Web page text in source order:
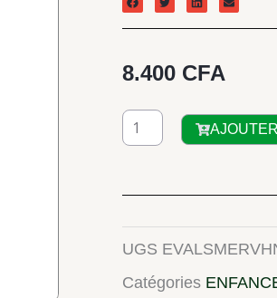
8.400 CFA
quantité
de
HISTOIRES
DE
NOEL
UGS
Catégories